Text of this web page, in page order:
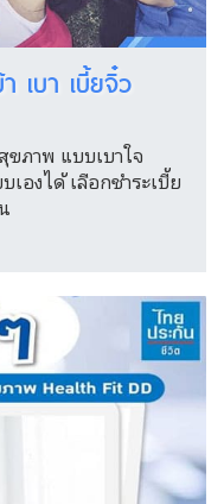
เบา เบี้ยจิ๋ว
ขภาพ แบบเบาใจ
เองได้ เลือกชำระเบี้ย